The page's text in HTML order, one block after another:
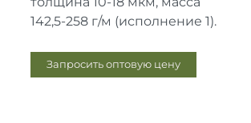
142,5-258 г/м (исполнение 1).
Запросить оптовую цену